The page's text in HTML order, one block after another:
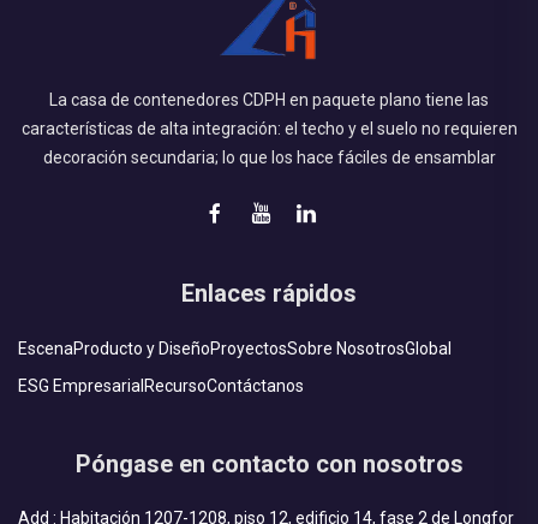
La casa de contenedores CDPH en paquete plano tiene las
características de alta integración: el techo y el suelo no requieren
decoración secundaria; lo que los hace fáciles de ensamblar
Enlaces rápidos
EscenaProducto y DiseñoProyectosSobre NosotrosGlobal
ESG Empresarial RecursoContáctanos
Póngase en contacto con nosotros
Add : Habitación 1207-1208, piso 12, edificio 14, fase 2 de Longfor